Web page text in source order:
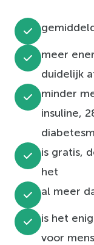
meer
duidelijk
minder
insuline,
is gratis,
het
al meer
is het
voor